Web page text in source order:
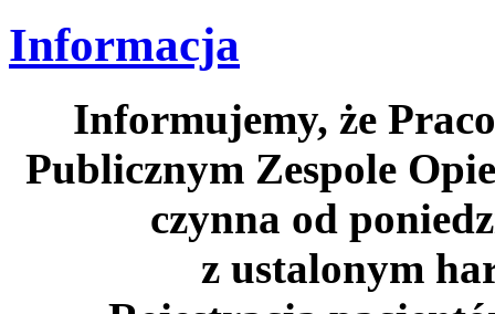
Informacja
Informujemy, że
Publicznym Zespole
czynna od
z ustalonym